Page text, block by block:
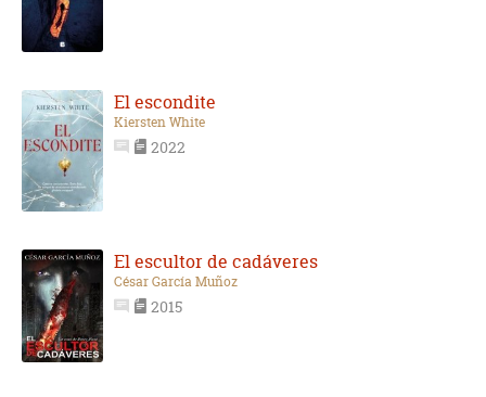
El escondite
Kiersten White
2022
El escultor de cadáveres
César García Muñoz
2015